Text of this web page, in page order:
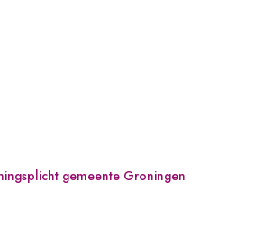
gemeente Groningen